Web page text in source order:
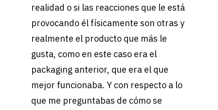
realidad o si las reacciones que le está
provocando él físicamente son otras y
realmente el producto que más le
gusta, como en este caso era el
packaging anterior, que era el que
mejor funcionaba. Y con respecto a lo
que me preguntabas de cómo se